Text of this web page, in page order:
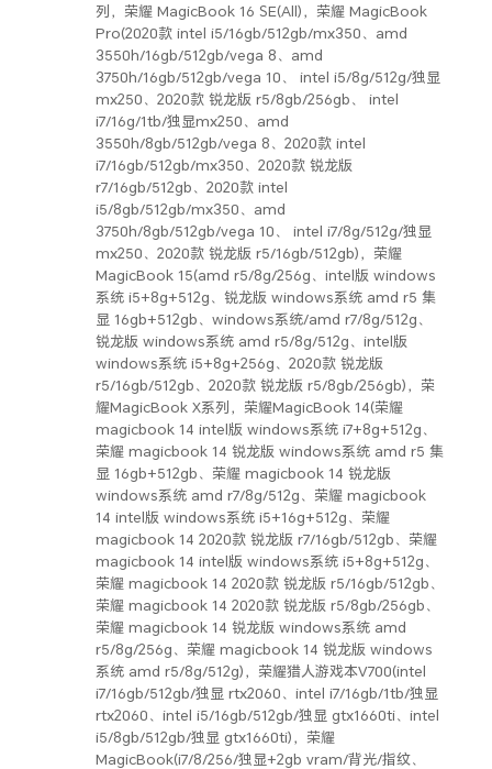
列，荣耀 MagicBook 16 SE(All)，荣耀 MagicBook
Pro(2020款 intel i5/16gb/512gb/mx350、amd
3550h/16gb/512gb/vega 8、amd
3750h/16gb/512gb/vega 10、 intel i5/8g/512g/独显
mx250、2020款 锐龙版 r5/8gb/256gb、 intel
i7/16g/1tb/独显mx250、amd
3550h/8gb/512gb/vega 8、2020款 intel
i7/16gb/512gb/mx350、2020款 锐龙版
r7/16gb/512gb、2020款 intel
i5/8gb/512gb/mx350、amd
3750h/8gb/512gb/vega 10、 intel i7/8g/512g/独显
mx250、2020款 锐龙版 r5/16gb/512gb)，荣耀
MagicBook 15(amd r5/8g/256g、intel版 windows
系统 i5+8g+512g、锐龙版 windows系统 amd r5 集
显 16gb+512gb、windows系统/amd r7/8g/512g、
锐龙版 windows系统 amd r5/8g/512g、intel版
windows系统 i5+8g+256g、2020款 锐龙版
r5/16gb/512gb、2020款 锐龙版 r5/8gb/256gb)，荣
耀MagicBook X系列，荣耀MagicBook 14(荣耀
magicbook 14 intel版 windows系统 i7+8g+512g、
荣耀 magicbook 14 锐龙版 windows系统 amd r5 集
显 16gb+512gb、荣耀 magicbook 14 锐龙版
windows系统 amd r7/8g/512g、荣耀 magicbook
14 intel版 windows系统 i5+16g+512g、荣耀
magicbook 14 2020款 锐龙版 r7/16gb/512gb、荣耀
magicbook 14 intel版 windows系统 i5+8g+512g、
荣耀 magicbook 14 2020款 锐龙版 r5/16gb/512gb、
荣耀 magicbook 14 2020款 锐龙版 r5/8gb/256gb、
荣耀 magicbook 14 锐龙版 windows系统 amd
r5/8g/256g、荣耀 magicbook 14 锐龙版 windows
系统 amd r5/8g/512g)，荣耀猎人游戏本V700(intel
i7/16gb/512gb/独显 rtx2060、intel i7/16gb/1tb/独显
rtx2060、intel i5/16gb/512gb/独显 gtx1660ti、intel
i5/8gb/512gb/独显 gtx1660ti)，荣耀
MagicBook(i7/8/256/独显+2gb vram/背光/指纹、